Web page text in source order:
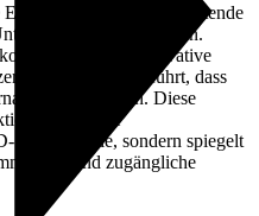
Rooms eine bedeutende
eingenommen.
haben innovative
dazu geführt, dass
entwickeln. Diese
auf globale
Pandemie, sondern spiegelt
und zugängliche